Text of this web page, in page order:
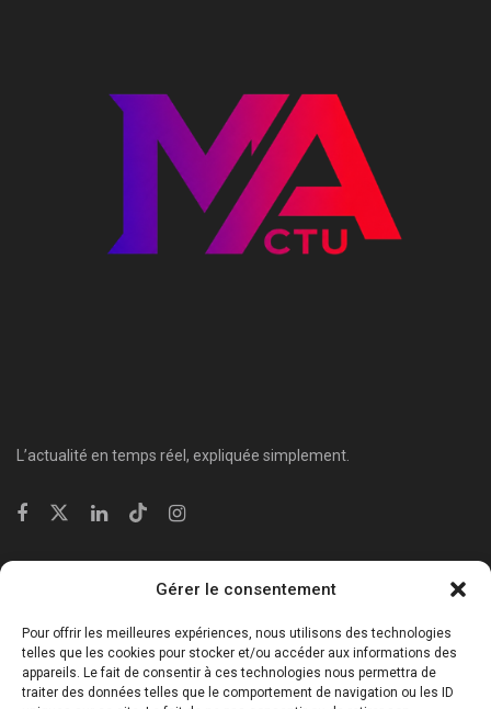
Gérer le consentement
Pour offrir les meilleures expériences, nous utilisons des technologies
telles que les cookies pour stocker et/ou accéder aux informations des
appareils. Le fait de consentir à ces technologies nous permettra de
traiter des données telles que le comportement de navigation ou les ID
L’actualité en temps réel, expliquée simplement.
Économie & Business
⁠Culture & Divertissement